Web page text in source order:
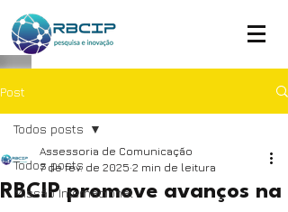
Post
Todos posts
Missão Internacional
Todos posts
RBCIP promove avanços na
Assessoria de Comunicação
7 de fev. de 2025 2 min de leitura